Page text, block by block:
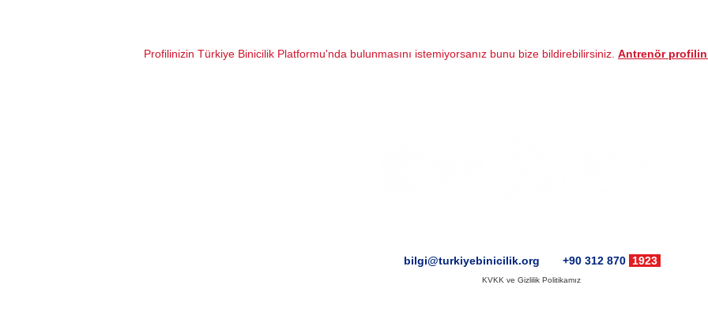
Profilinizin Türkiye Binicilik Platformu'nda bulunmasını istemiyorsanız bunu bize bildirebilirsiniz. Antrenör
bilgi@turkiyebinicilik.org +90 312 870 1923
KVKK ve Gizlilik Politikamız